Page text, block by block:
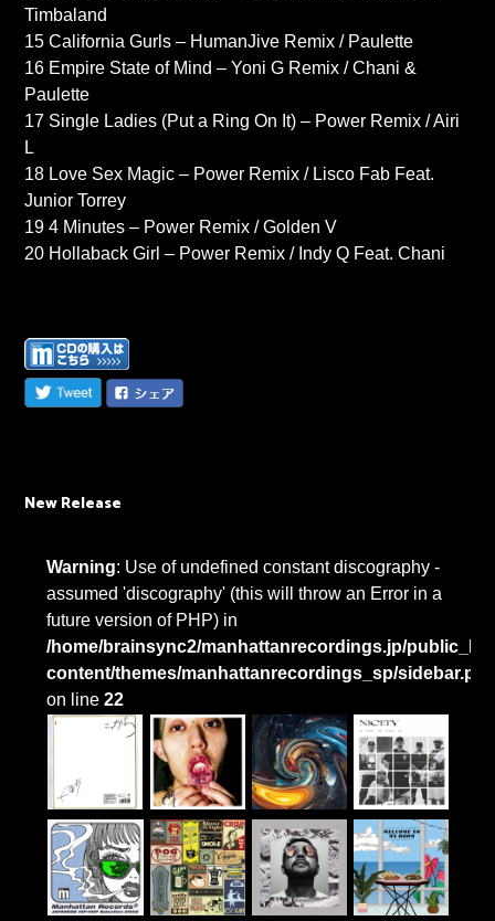
Timbaland
15 California Gurls – HumanJive Remix / Paulette
16 Empire State of Mind – Yoni G Remix / Chani &
Paulette
17 Single Ladies (Put a Ring On It) – Power Remix / Airi
L
18 Love Sex Magic – Power Remix / Lisco Fab Feat.
Junior Torrey
19 4 Minutes – Power Remix / Golden V
20 Hollaback Girl – Power Remix / Indy Q Feat. Chani
New Release
Warning: Use of undefined constant discography -
assumed 'discography' (this will throw an Error in a
future version of PHP) in
/home/brainsync2/manhattanrecordings.jp/
content/themes/manhattanrecordings_sp/
on line22